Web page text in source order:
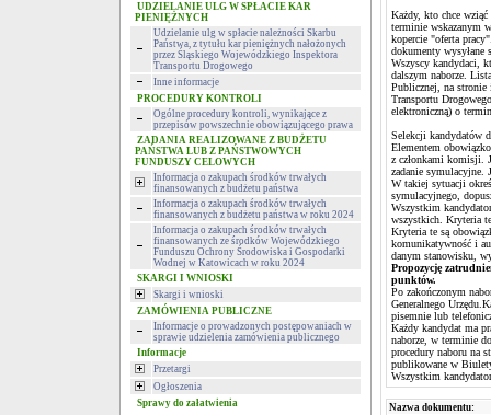
UDZIELANIE ULG W SPŁACIE KAR
PIENIĘŻNYCH
Udzielanie ulg w spłacie należności Skarbu
Państwa, z tytułu kar pieniężnych nałożonych
przez Śląskiego Wojewódzkiego Inspektora
Transportu Drogowego
Inne informacje
PROCEDURY KONTROLI
Ogólne procedury kontroli, wynikające z
przepisów powszechnie obowiązującego prawa
ZADANIA REALIZOWANE Z BUDŻETU
PAŃSTWA LUB Z PAŃSTWOWYCH
FUNDUSZY CELOWYCH
Informacja o zakupach środków trwałych
finansowanych z budżetu państwa
Informacja o zakupach środków trwałych
finansowanych z budżetu państwa w roku 2024
Informacja o zakupach środków trwałych
finansowanych ze środków Wojewódzkiego
Funduszu Ochrony Środowiska i Gospodarki
Wodnej w Katowicach w roku 2024
SKARGI I WNIOSKI
Skargi i wnioski
ZAMÓWIENIA PUBLICZNE
Informacje o prowadzonych postępowaniach w
sprawie udzielenia zamówienia publicznego
Informacje
Przetargi
Ogłoszenia
Sprawy do załatwienia
Każdy, kto chce
terminie wskazanym
kopercie "oferta
dokumenty wysyłane
Wszyscy kandydaci,
dalszym naborze.
Publicznej, na stronie
Transportu
elektroniczną) o
Selekcji kandydatów
Elementem
z członkami komisji.
zadanie symulacyjne.
W takiej sytuacji
symulacyjnego,
Wszystkim
wszystkich. Kryteria
Kryteria te są
komunikatywność i
danym stanowisku,
Propozycję
punktów.
Po zakończonym
Generalnego
pisemnie lub
Każdy kandydat ma
naborze, w terminie
procedury naboru na
publikowane w
Wszystkim
Nazwa dokumentu: